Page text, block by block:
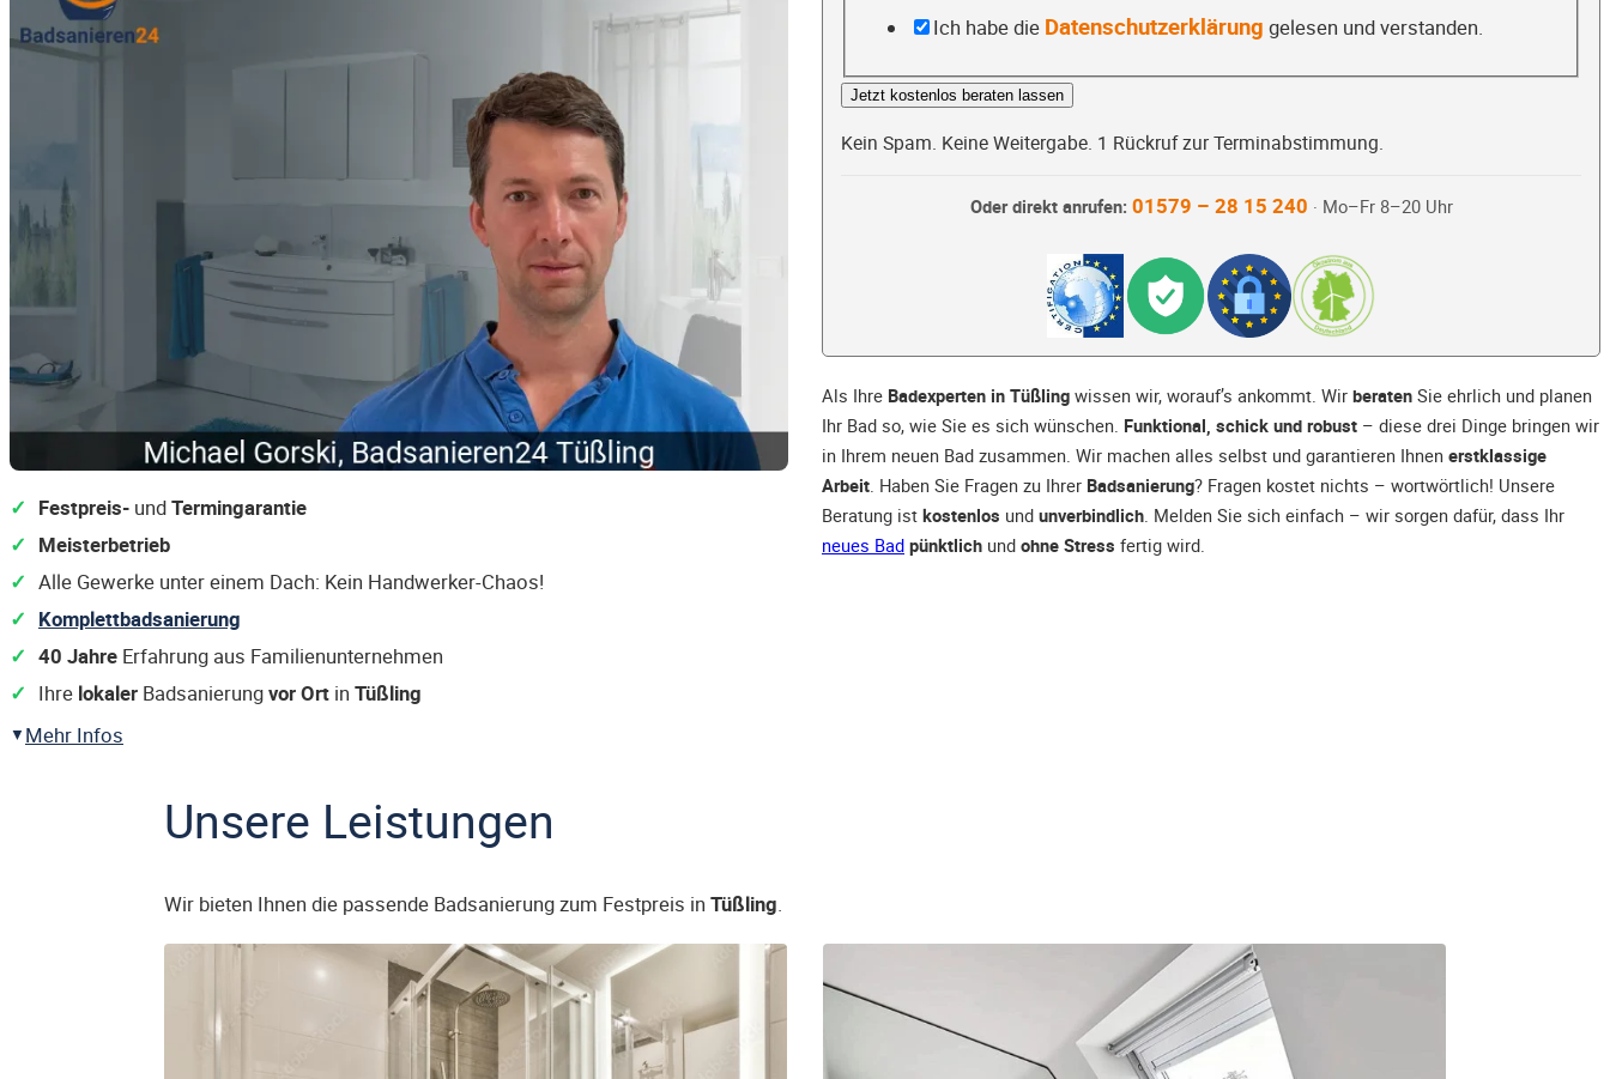
Festpreis- undTermingarantie
Meisterbetrieb
Alle Gewerke unter einem Dach: Kein Handwerker-Chaos!
Komplettbadsanierung
40 Jahre Erfahrung aus Familienunternehmen
Ihre lokaler Badsanierungvor Ort in Tüßling
Mehr Infos
Ich habe die Datenschutzerklärung gelesen und verstanden.
Jetzt kostenlos beraten lassen
Kein Spam. Keine Weitergabe. 1 Rückruf zur Terminabstimmung.
Oder direkt anrufen: 01579 – 28 15 240 · Mo–Fr 8–20 Uhr
Als Ihre Badexperten in Tüßling wissen wir, worauf’s ankommt. Wir beraten Sie ehrlich und planen
Ihr Bad so, wie Sie es sich wünschen. Funktional, schick und robust – diese drei Dinge bringen wir
in Ihrem neuen Bad zusammen. Wir machen alles selbst und garantieren Ihnen erstklassige
Arbeit. Haben Sie Fragen zu Ihrer Badsanierung? Fragen kostet nichts – wortwörtlich! Unsere
Beratung ist kostenlos und unverbindlich. Melden Sie sich einfach – wir sorgen dafür, dass Ihr
neues Bad pünktlich und ohne Stress fertig wird.
Unsere Leistungen
Wir bieten Ihnen die passende Badsanierung zum Festpreis in Tüßling.